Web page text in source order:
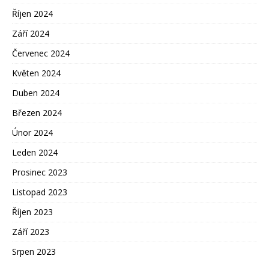
Říjen 2024
Září 2024
Červenec 2024
Květen 2024
Duben 2024
Březen 2024
Únor 2024
Leden 2024
Prosinec 2023
Listopad 2023
Říjen 2023
Září 2023
Srpen 2023